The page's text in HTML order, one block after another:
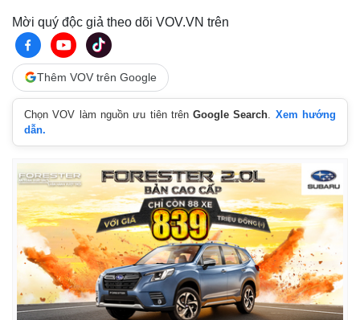
Mời quý độc giả theo dõi VOV.VN trên
Thêm VOV trên Google
Chọn VOV làm nguồn ưu tiên trênGoogle Search
Xem hướng
dẫn.